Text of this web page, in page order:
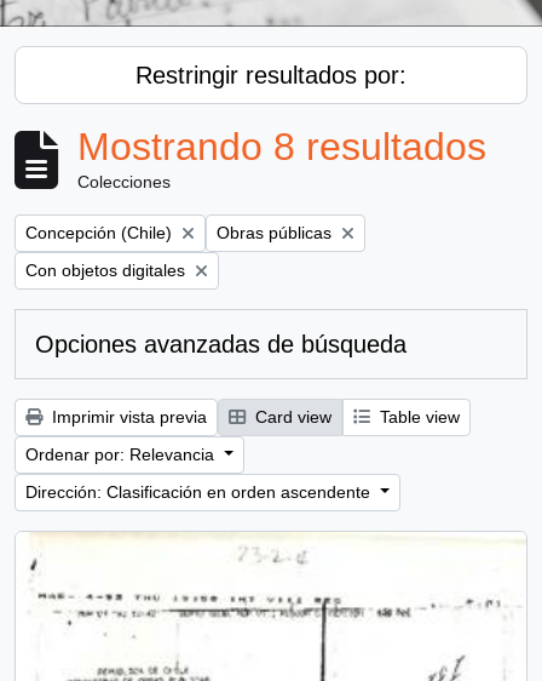
Restringir resultados por:
Mostrando 8 resultados
Colecciones
Remove filter:
Concepción (Chile) Remove filter:
Obras públicas
Remove filter:
Con objetos digitales
Opciones avanzadas de búsqueda
Imprimir vista previa Card view
Table view
Ordenar por: Relevancia
Dirección: Clasificación en orden ascendente